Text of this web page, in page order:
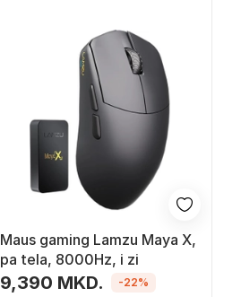
Maus gaming Lamzu Maya X,
pa tela, 8000Hz, i zi
9,390 MKD. -22%